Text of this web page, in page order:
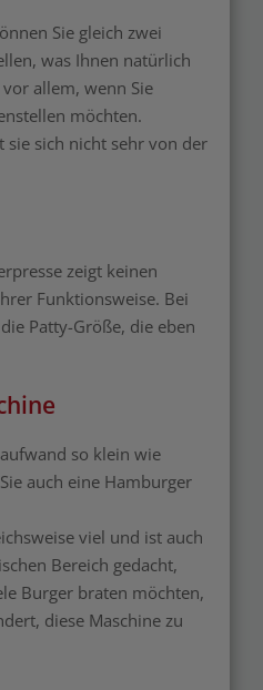
Sie gleich zwei
was Ihnen natürlich
allem, wenn Sie
möchten.
sie sich nicht sehr von der
zeigt keinen
Funktionsweise. Bei
Patty-Größe, die eben
so klein wie
auch eine Hamburger
viel und ist auch
Bereich gedacht,
Burger braten möchten,
diese Maschine zu